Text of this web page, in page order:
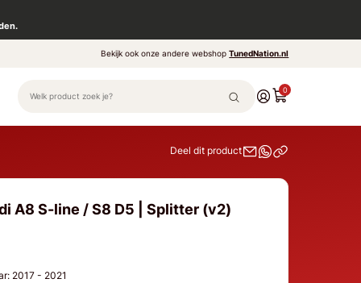
Bekijk ook onze andere webshopTunedNation.nl
0
Deel dit product
A8 S-line / S8 D5 | Splitter (v2)
2017 - 2021